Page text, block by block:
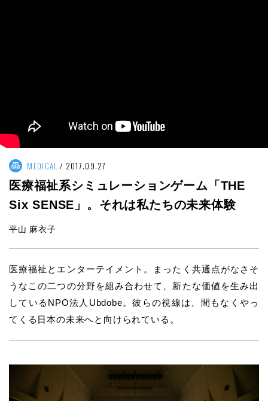
MEDICAL 2017.09.27
医療福祉系シミュレーションゲーム「THE
Six SENSE」。それは私たちの未来体験
平山 麻衣子
医療福祉とエンターテイメント。まったく共通点がなさそ
うなこの二つの分野を組み合わせて、新たな価値を生み出
しているNPO法人Ubdobe。彼らの視線は、間もなくやっ
てくる日本の未来へと向けられている。